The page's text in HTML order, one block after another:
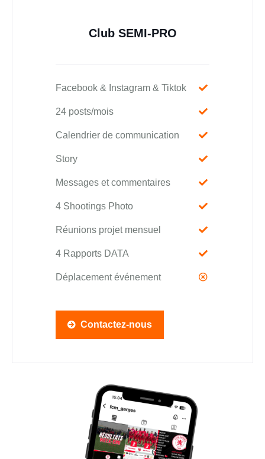
Club SEMI-PRO
Facebook & Instagram & Tiktok
24 posts/mois
Calendrier de communication
Story
Messages et commentaires
4 Shootings Photo
Réunions projet mensuel
4 Rapports DATA
Déplacement événement
Contactez-nous